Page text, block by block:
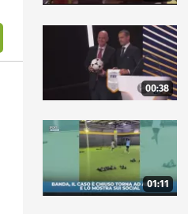
00:38
01:11